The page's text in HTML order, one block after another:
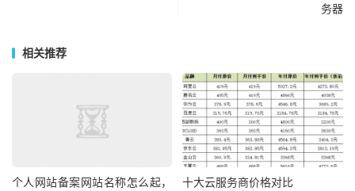
务器
相关推荐
个人网站备案网站名称怎么起，
十大云服务商价格对比